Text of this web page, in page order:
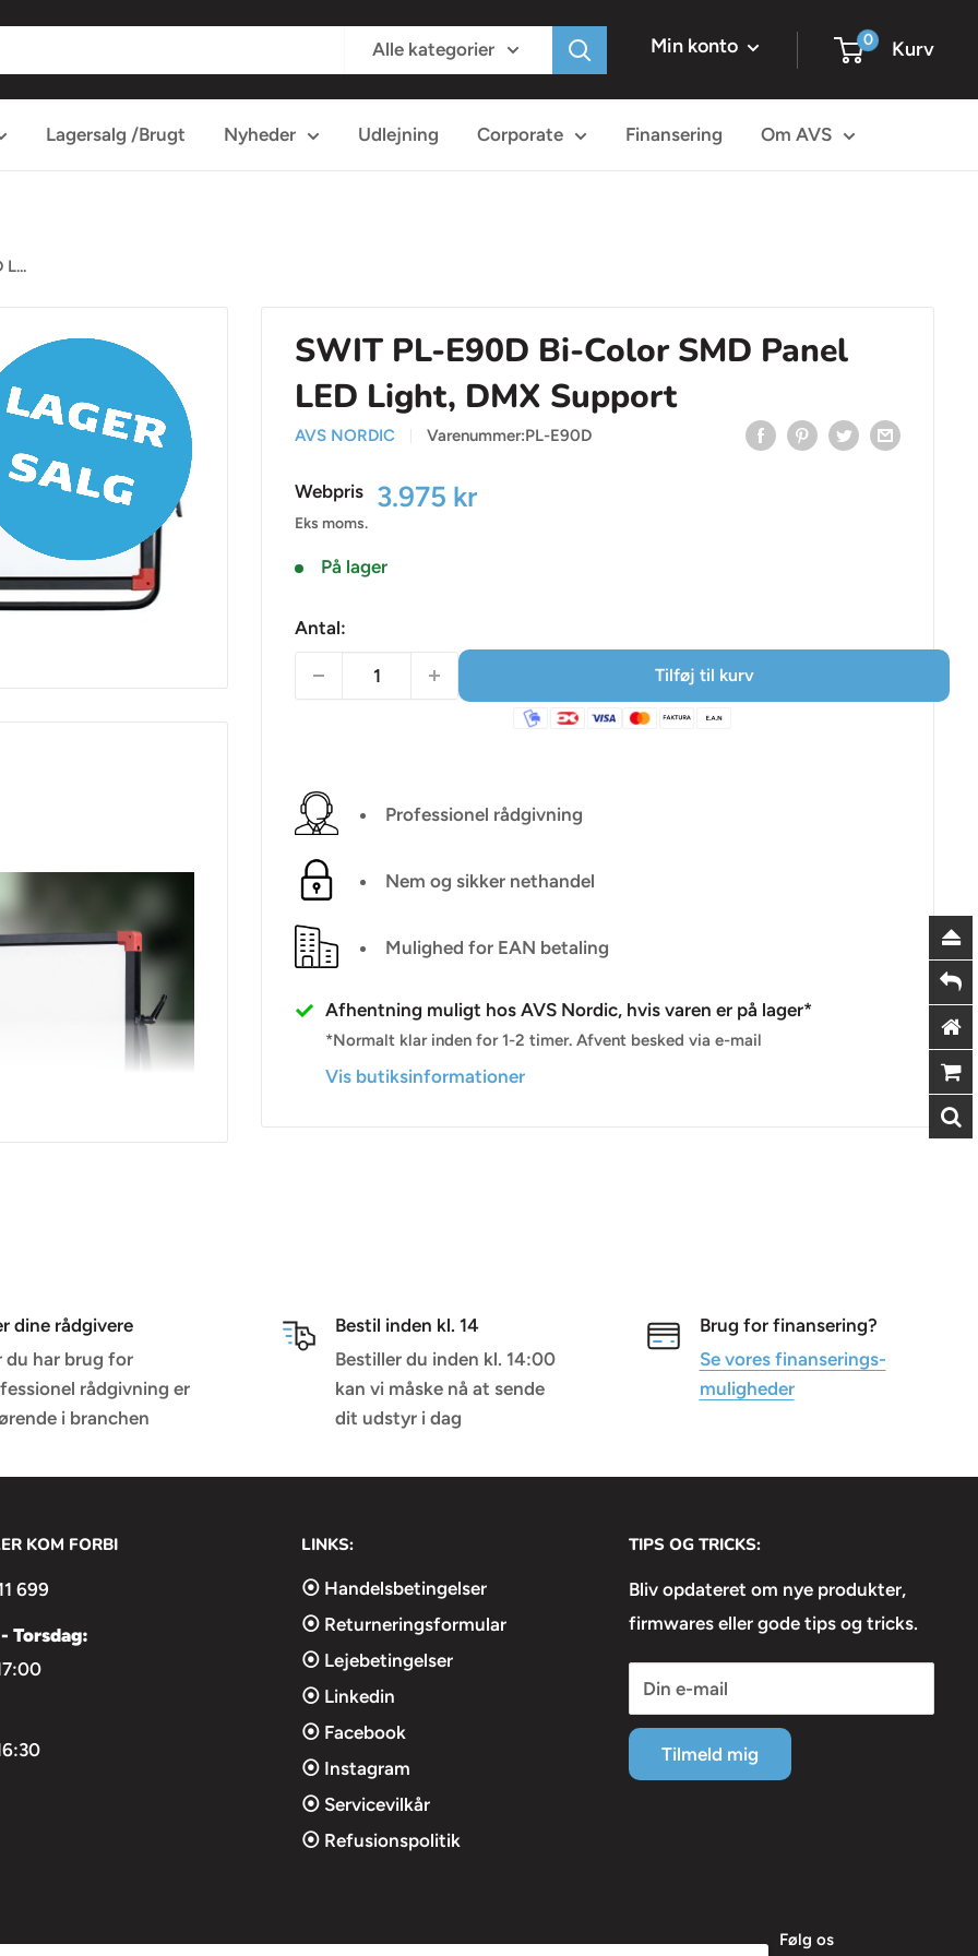
Alle kategorier Min konto 0 Kurv
Lagersalg /Brugt Nyheder Udlejning Corporate Finansering Om AVS
L...
SWIT PL-E90D Bi-Color SMD Panel
LED Light, DMX Support
AVS NORDIC Varenummer:PL-E90D
Webpris Udsalgspris
3.975 kr
Eks moms.
På lager
Antal:
Tilføj til kurv
Professionel rådgivning
Nem og sikker nethandel
Mulighed for EAN betaling
Afhentning muligt hos AVS Nordic, hvis varen er på lager*
*Normalt klar inden for 1-2 timer. Afvent besked via e-mail
Vis butiksinformationer
applications.
of the light frame,
PL-E90D can output
dine rådgivere
du har brug for
rådgivning er
i branchen
Bestil inden kl. 14
Bestiller du inden kl. 14:00
kan vi måske nå at sende
dit udstyr i dag
Brug for finansering?
Se vores finanserings-
muligheder
KOM FORBI
699
Torsdag:
LINKS:
⦿ Handelsbetingelser
⦿ Returneringsformular
⦿ Lejebetingelser
⦿ Linkedin
⦿ Facebook
⦿ Instagram
⦿ Servicevilkår
⦿ Refusionspolitik
TIPS OG TRICKS:
Bliv opdateret om nye produkter,
firmwares eller gode tips og tricks.
Din e-mail
Tilmeld mig
Følg os